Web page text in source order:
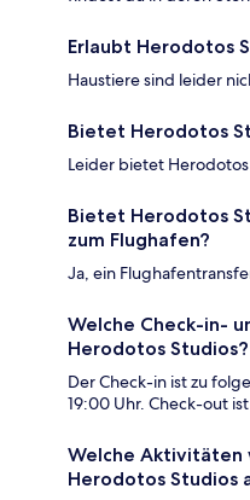
Erlaubt Herodotos
Haustiere sind leider
Bietet Herodotos
Leider bietet
Bietet Herodotos
zum Flughafen?
Ja, ein
Welche Check-in-
Herodotos Studios?
Der Check-in ist zu
19:00 Uhr. Check-out
Welche Aktivitäten
Herodotos Studios